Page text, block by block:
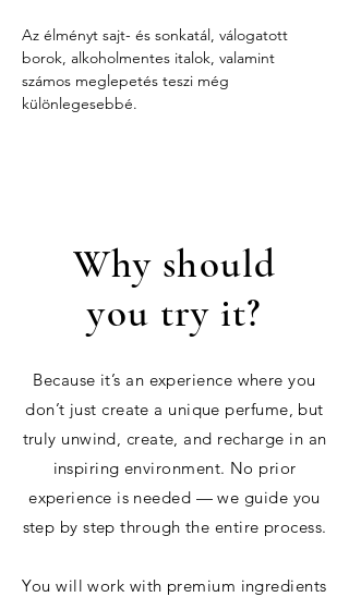
Az élményt sajt- és sonkatál, válogatott
borok, alkoholmentes italok, valamint
számos meglepetés teszi még
különlegesebbé.
Why should
you try it?
Because it’s an experience where you
don’t just create a unique perfume, but
truly unwind, create, and recharge in an
inspiring environment. No prior
experience is needed — we guide you
step by step through the entire process.
You will work with premium ingredients